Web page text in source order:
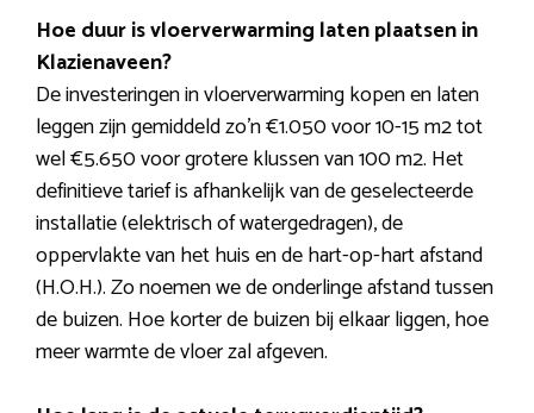
Hoe duur is vloerverwarming laten plaatsen in
Klazienaveen?
De investeringen in vloerverwarming kopen en laten
leggen zijn gemiddeld zo’n €1.050 voor 10-15 m2 tot
wel €5.650 voor grotere klussen van 100 m2. Het
definitieve tarief is afhankelijk van de geselecteerde
installatie (elektrisch of watergedragen), de
oppervlakte van het huis en de hart-op-hart afstand
(H.O.H.). Zo noemen we de onderlinge afstand tussen
de buizen. Hoe korter de buizen bij elkaar liggen, hoe
meer warmte de vloer zal afgeven.